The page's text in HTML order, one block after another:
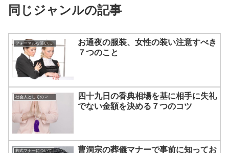
同じジャンルの記事
フォーマルな装いのアドバイス
お通夜の服装、女性の装い注意すべき
７つのこと
社会人としてのマナー
四十九日の香典相場を基に相手に失礼
でない金額を決める７つのコツ
葬式マナーについて 曹洞宗の葬儀マナーで事前に知ってお